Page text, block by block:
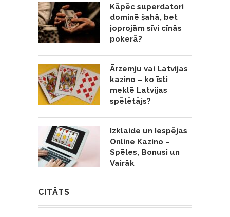
Kāpēc superdatori
dominē šahā, bet
joprojām sīvi cīnās
pokerā?
Ārzemju vai Latvijas
kazino – ko īsti
meklē Latvijas
spēlētājs?
Izklaide un Iespējas
Online Kazino –
Spēles, Bonusi un
Vairāk
CITĀTS